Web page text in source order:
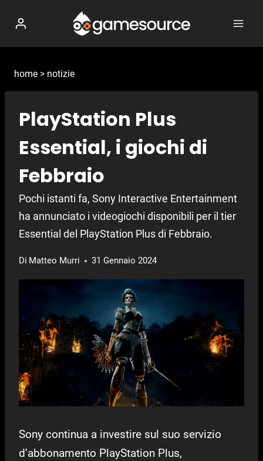
contenuto
home > notizie
PlayStation Plus
Essential, i giochi di
Febbraio
Pochi istanti fa, Sony Interactive Entertainment
ha annunciato i videogiochi disponibili per il tier
Essential del PlayStation Plus di Febbraio.
Di Matteo Murri 31 Gennaio 2024
Sony continua a investire sul suo servizio
d’abbonamento PlayStation Plus,